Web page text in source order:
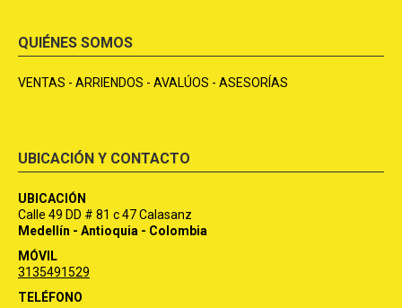
QUIÉNES SOMOS
VENTAS - ARRIENDOS - AVALÚOS - ASESORÍAS
UBICACIÓN Y CONTACTO
UBICACIÓN
Calle 49 DD # 81 c 47 Calasanz
Medellín - Antioquia - Colombia
MÓVIL
3135491529
TELÉFONO